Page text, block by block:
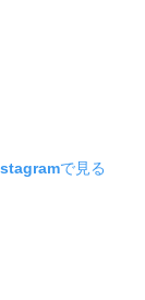
で見る